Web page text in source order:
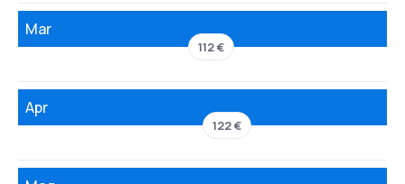
Mar
112 €
Apr
122 €